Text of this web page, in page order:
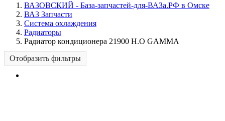
ВАЗОВСКИЙ - База-запчастей-для-ВАЗа.РФ в Омске
ВАЗ Запчасти
Система охлаждения
Радиаторы
Радиатор кондиционера 21900 Н.О GAMMA
Отобразить фильтры